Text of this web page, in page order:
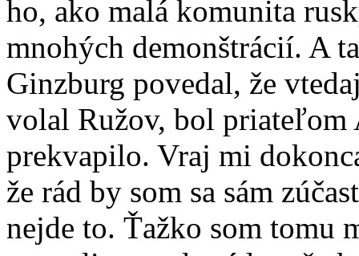
ho, ako malá komunita
mnohých demonštrácií. A
Ginzburg povedal, že
volal Ružov, bol priateľom
prekvapilo. Vraj mi
že rád by som sa sám
nejde to. Ťažko som tomu